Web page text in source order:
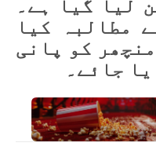
لیا گیا ہے۔
مطالبہ کیا
کو پانی
جائے۔